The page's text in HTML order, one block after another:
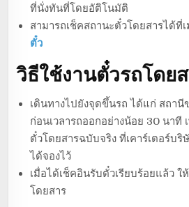
ที่นั่งทันที่โดยอัติโนมัติ
สามารถเช็คสถานะตั๋วโดยสารได้ที่
ตั๋ว
วิธีใช้งานตั๋วรถโดย
เดินทางไปยังจุดขึ้นรถ ได้แก่ สถานี
ก่อนเวลารถออกอย่างน้อย 30 นาที
ตั๋วโดยสารฉบับจริง ที่เคาร์เตอร์บ
ได้จองไว้
เมื่อได้เช็คอินรับตั๋วเรียบร้อยแล้ว ใ
โดยสาร